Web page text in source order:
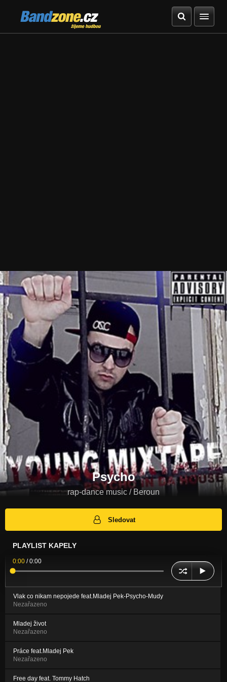
Bandzone.cz
žijeme hudbou
Psycho
rap-dance music / Beroun
Sledovat
PLAYLIST KAPELY
0:00 /0:00
Vlak co nikam nepojede feat.Mladej Pek-Psycho-Mudy
Nezařazeno
Mladej život
Nezařazeno
Práce feat.Mladej Pek
Nezařazeno
Free day feat. Tommy Hatch